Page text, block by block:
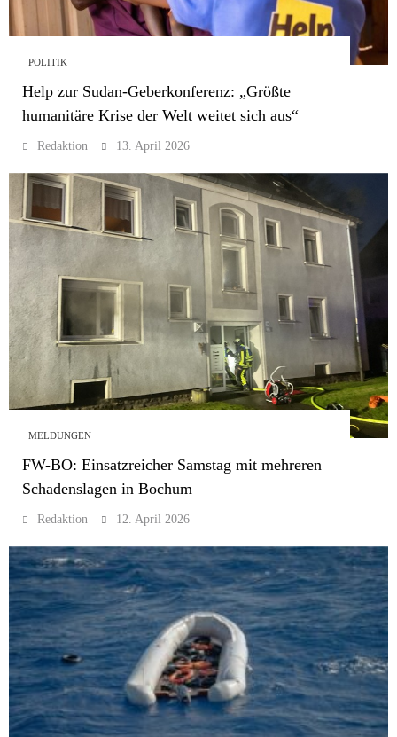
POLITIK
Help zur Sudan-Geberkonferenz: „Größte
humanitäre Krise der Welt weitet sich aus“
Redaktion 13. April 2026
MELDUNGEN
FW-BO: Einsatzreicher Samstag mit mehreren
Schadenslagen in Bochum
Redaktion 12. April 2026